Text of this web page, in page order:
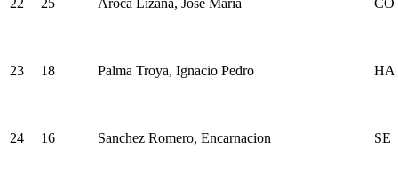
23 18 Palma Troya, Ignacio Pedro HA
24 16 Sanchez Romero, Encarnacion SE